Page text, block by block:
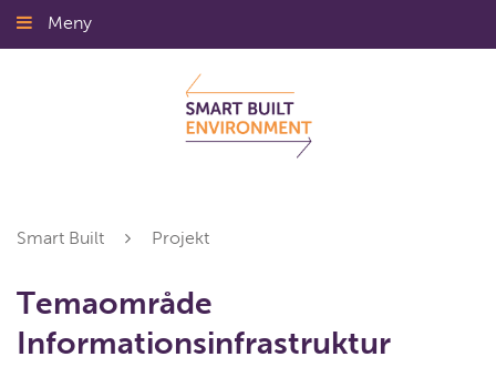
Gå
till
Meny
Smart Built Projekt
Temaområde
Informationsinfrastruktur